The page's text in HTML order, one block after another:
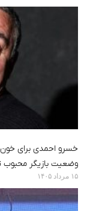
خسرو احمدی برای
وضعیت بازیگر محبوب
۱۵ مرداد ۱۴۰۵